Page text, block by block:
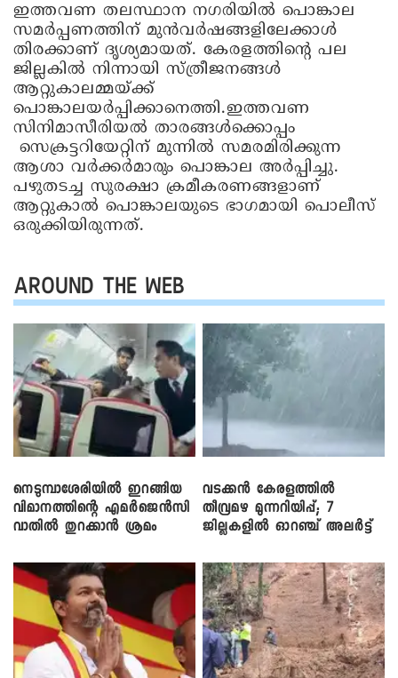
ഇത്തവണ തലസ്ഥാന ന​ഗരിയിൽ പൊങ്കാല
സമർപ്പണത്തിന് മുൻവർഷങ്ങളിലേക്കാൾ
തിരക്കാണ് ദൃശ്യമായത്. കേരളത്തിന്റെ പല
ജില്ലകിൽ നിന്നായി സ്ത്രീജനങ്ങൾ
ആറ്റുകാലമ്മയ്ക്ക്
പൊങ്കാലയർപ്പിക്കാനെത്തി.ഇത്തവണ
സിനിമാസീരിയൽ താരങ്ങൾക്കൊപ്പം
സെക്രട്ടറിയേറ്റിന് മുന്നിൽ സമരമിരിക്കുന്ന
ആശാ വർക്കർമാരും പൊങ്കാല അർപ്പിച്ചു.
പഴുതടച്ച സുരക്ഷാ ക്രമീകരണങ്ങളാണ്
ആറ്റുകാൽ പൊങ്കാലയുടെ ഭാഗമായി പൊലീസ്
ഒരുക്കിയിരുന്നത്.
AROUND THE WEB
നെടുമ്പാശേരിയിൽ ഇറങ്ങിയ
വിമാനത്തിന്റെ എമർജെൻസി
വാതിൽ തുറക്കാൻ ശ്രമം
വടക്കൻ കേരളത്തിൽ
തീവ്രമഴ മുന്നറിയിപ്പ്; 7
ജില്ലകളിൽ ഓറഞ്ച് അലർട്ട്